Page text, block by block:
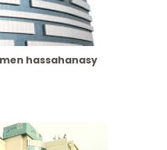
hassahanasy